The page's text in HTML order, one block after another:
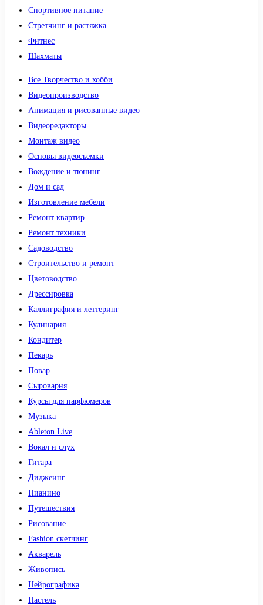
Спортивное питание
Стретчинг и растяжка
Фитнес
Шахматы
Все Творчество и хобби
Видеопроизводство
Анимация и рисованные видео
Видеоредакторы
Монтаж видео
Основы видеосъемки
Вождение и тюнинг
Дом и сад
Изготовление мебели
Ремонт квартир
Ремонт техники
Садоводство
Строительство и ремонт
Цветоводство
Дрессировка
Каллиграфия и леттеринг
Кулинария
Кондитер
Пекарь
Повар
Сыроварня
Курсы для парфюмеров
Музыка
Ableton Live
Вокал и слух
Гитара
Диджеинг
Пианино
Путешествия
Рисование
Fashion скетчинг
Акварель
Живопись
Нейрографика
Пастель